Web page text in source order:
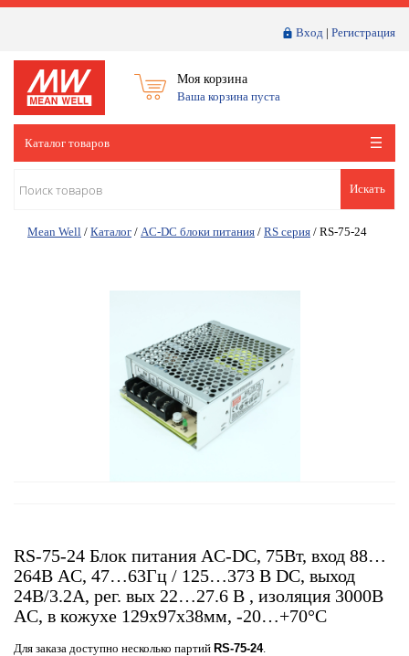
Вход | Регистрация
Моя корзина
Ваша корзина пуста
Каталог товаров
Искать
Mean Well / Каталог / AC-DC блоки питания / RS серия / RS-75-24
RS-75-24 Блок питания AC-DC, 75Вт, вход 88…
264В AC, 47…63Гц / 125…373 В DC, выход
24В/3.2A, рег. вых 22…27.6 В , изоляция 3000В
AC, в кожухе 129х97х38мм, -20…+70°С
Для заказа доступно несколько партий RS-75-24.